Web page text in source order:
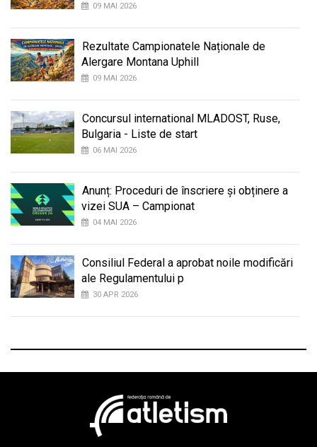
09 MAI 2026
Rezultate Campionatele Naționale de
Alergare Montana Uphill
09 MAI 2026
Concursul international MLADOST, Ruse,
Bulgaria - Liste de start
06 MAI 2026
Anunț: Proceduri de înscriere și obținere a
vizei SUA – Campionat
04 MAI 2026
Consiliul Federal a aprobat noile modificări
ale Regulamentului p
30 APR 2026